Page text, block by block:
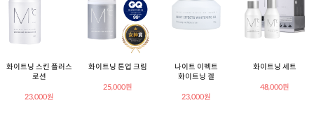
화이트닝 스킨 플러스
로션
23,000원
화이트닝 톤업 크림
25,000원
나이트 이펙트
화이트닝 겔
23,000원
화이트닝 세트
48,000원